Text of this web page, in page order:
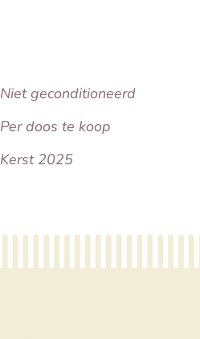
Niet geconditioneerd
Per doos te koop
Kerst 2025